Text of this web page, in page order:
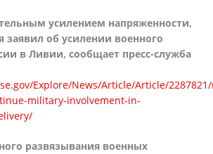
усилением напряженности,
заявил об усилении военного
в Ливии, сообщает пресс-служба
Explore/News/Article/Article/
military-involvement-in-
развязывания военных